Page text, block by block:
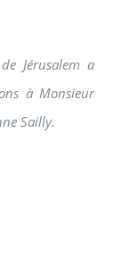
Jérusalem a
à Monsieur
Sailly.